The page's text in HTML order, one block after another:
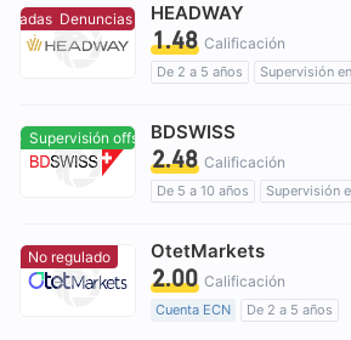
Riesgo potencial alto
Denuncias concentradas
HEADWAY
1.48 Calificación
De 2 a 5 años
Supervisión
Negocio global
Supervisión offshore Supervisión offshore
BDSWISS
2.48 Calificación
De 5 a 10 años
Supervisión
Supervisión offshore
No regulado OtetMarkets
2.00 Calificación
Cuenta ECN
De 2 a 5 años